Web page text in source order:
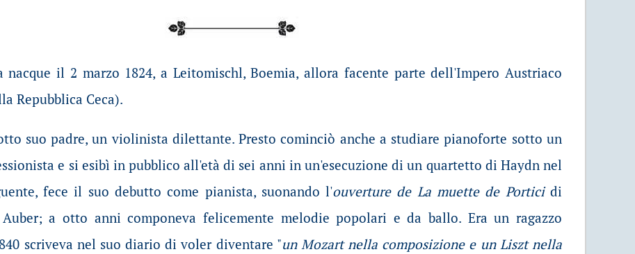
nacque il 2 marzo 1824, a Leitomischl, Boemia, allora facente parte dell'Impero Austriaco
Repubblica Ceca).
suo padre, un violinista dilettante. Presto cominciò anche a studiare pianoforte sotto un
e si esibì in pubblico all'età di sei anni in un'esecuzione di un quartetto di Haydn nel
fece il suo debutto come pianista, suonando l'ouverture de La muette de Porticidi
Auber; a otto anni componeva felicemente melodie popolari e da ballo. Era un ragazzo
scriveva nel suo diario di voler diventare "un Mozart nella composizione e un Liszt nella